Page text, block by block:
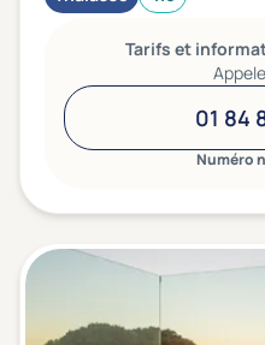
Tarifs et
01 84
Numéro